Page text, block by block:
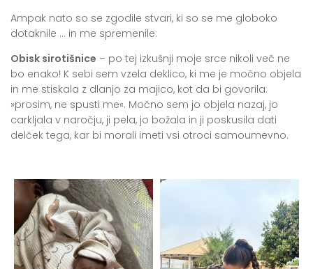
Ampak nato so se zgodile stvari, ki so se me globoko
dotaknile … in me spremenile:
Obisk sirotišnice – po tej izkušnji moje srce nikoli več ne
bo enako! K sebi sem vzela deklico, ki me je močno objela
in me stiskala z dlanjo za majico, kot da bi govorila:
»prosim, ne spusti me«. Močno sem jo objela nazaj, jo
carkljala v naročju, ji pela, jo božala in ji poskusila dati
delček tega, kar bi morali imeti vsi otroci samoumevno.